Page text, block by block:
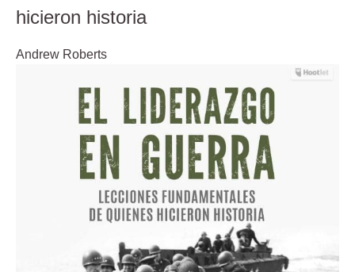
hicieron historia
Andrew Roberts